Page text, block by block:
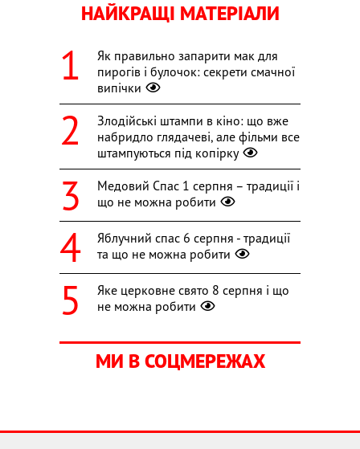
НАЙКРАЩІ МАТЕРІАЛИ
Як правильно запарити мак для
пирогів і булочок: секрети смачної
випічки
Злодійські штампи в кіно: що вже
набридло глядачеві, але фільми все
штампуються під копірку
Медовий Спас 1 серпня – традиції і
що не можна робити
Яблучний спас 6 серпня - традиції
та що не можна робити
Яке церковне свято 8 серпня і що
не можна робити
МИ В СОЦМЕРЕЖАХ